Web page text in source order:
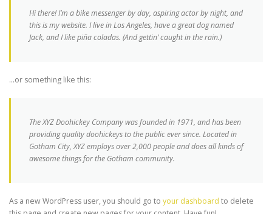
Hi there! I’m a bike messenger by day, aspiring actor by night, and
this is my website. I live in Los Angeles, have a great dog named
Jack, and I like piña coladas. (And gettin’ caught in the rain.)
…or something like this:
The XYZ Doohickey Company was founded in 1971, and has been
providing quality doohickeys to the public ever since. Located in
Gotham City, XYZ employs over 2,000 people and does all kinds of
awesome things for the Gotham community.
As a new WordPress user, you should go to your dashboard to delete